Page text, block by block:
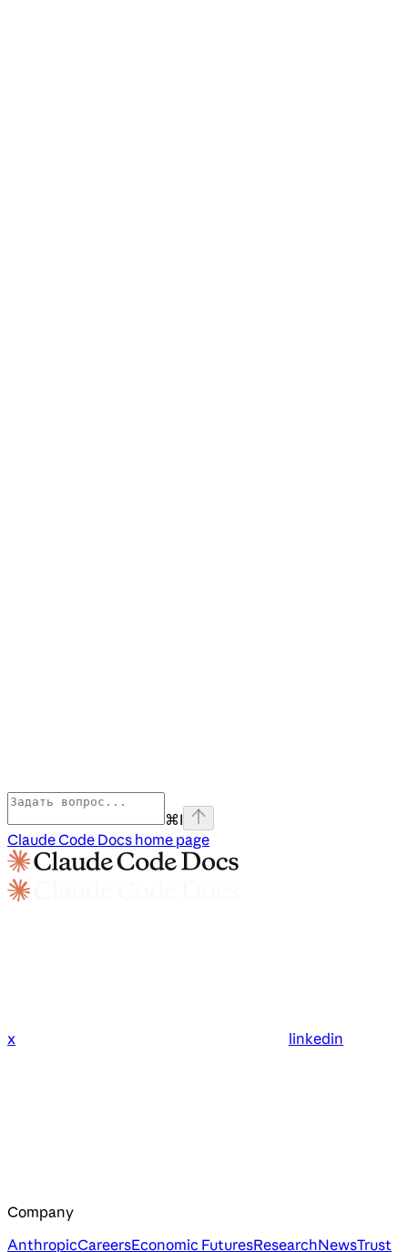
⌘I
Claude Code Docs home page
x linkedin
Company
AnthropicCareersEconomic FuturesResearchNewsTrust